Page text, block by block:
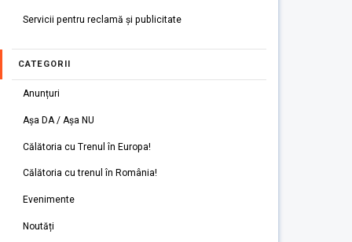
Servicii pentru reclamă și publicitate
CATEGORII
Anunțuri
Așa DA / Așa NU
Călătoria cu Trenul în Europa!
Călătoria cu trenul în România!
Evenimente
Noutăți